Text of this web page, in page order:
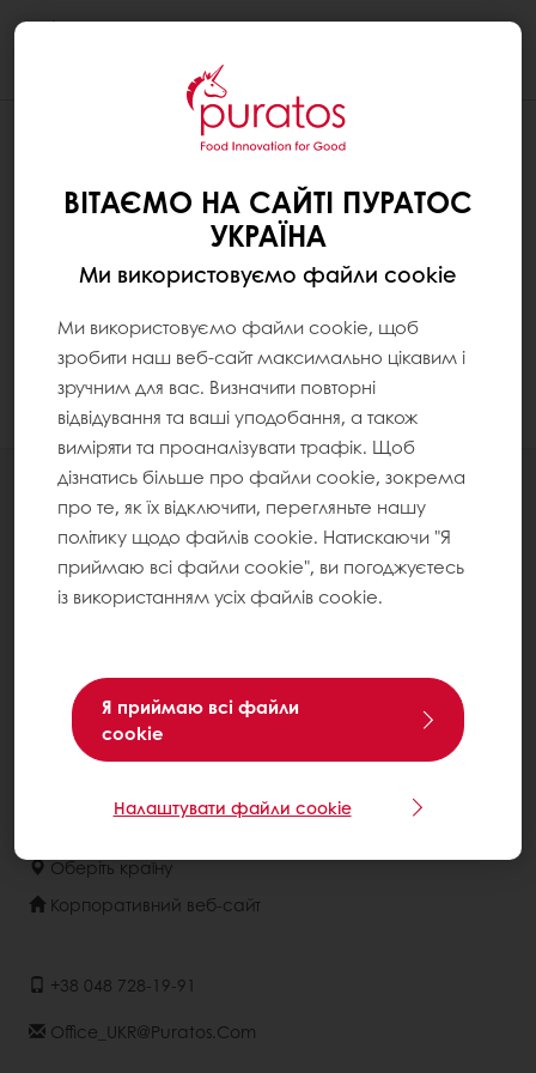
ВІТАЄМО НА САЙТІ ПУРАТОС
УКРАЇНА
Ми використовуємо файли cookie
Ми використовуємо файли cookie, щоб
зробити наш веб-сайт максимально цікавим і
зручним для вас. Визначити повторні
відвідування та ваші уподобання, а також
виміряти та проаналізувати трафік. Щоб
дізнатись більше про файли cookie, зокрема
про те, як їх відключити, перегляньте нашу
політику щодо файлів cookie. Натискаючи "Я
приймаю всі файли cookie", ви погоджуєтесь
із використанням усіх файлів cookie.
Я приймаю всі файли
cookie
Налаштувати файли cookie
Всі продукти
Рецепти
Центри підтримки споживачів
Розуміння споживачів
Про компанію
Новини
Контакти
Умови використання
Оберіть країну
Корпоративний веб-сайт
+38 048 728-19-91
Office_UKR@puratos.com